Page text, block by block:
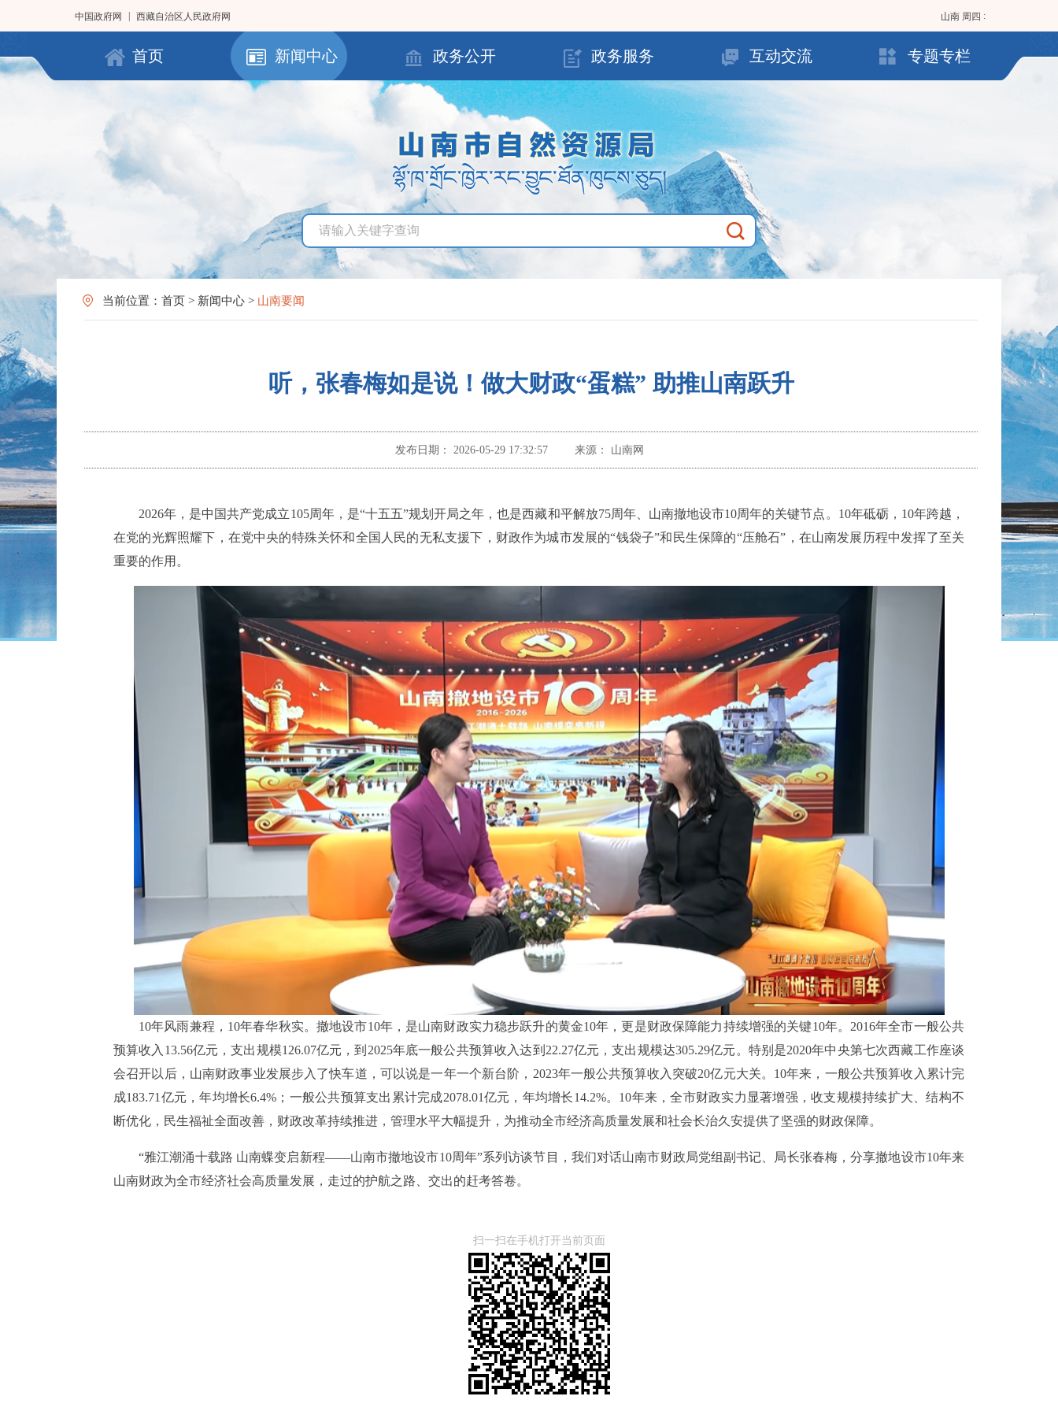
中国政府网 西藏自治区人民政府网 山南 周四 :
首页 新闻中心 政务公开 政务服务 互动交流 专题专栏
当前位置： 首页 > 新闻中心 > 山南要闻
听，张春梅如是说！做大财政“蛋糕” 助推山南跃升
发布日期： 2026-05-29 17:32:57 来源： 山南网
2026年，是中国共产党成立105周年，是“十五五”规划开局之年，也是西藏和平解放75周年、山南撤地设市10周年的关键节点。10年砥砺，10年跨越，
在党的光辉照耀下，在党中央的特殊关怀和全国人民的无私支援下，财政作为城市发展的“钱袋子”和民生保障的“压舱石”，在山南发展历程中发挥了至关
重要的作用。
10年风雨兼程，10年春华秋实。撤地设市10年，是山南财政实力稳步跃升的黄金10年，更是财政保障能力持续增强的关键10年。2016年全市一般公共
预算收入13.56亿元，支出规模126.07亿元，到2025年底一般公共预算收入达到22.27亿元，支出规模达305.29亿元。特别是2020年中央第七次西藏工作座谈
会召开以后，山南财政事业发展步入了快车道，可以说是一年一个新台阶，2023年一般公共预算收入突破20亿元大关。10年来，一般公共预算收入累计完
成183.71亿元，年均增长6.4%；一般公共预算支出累计完成2078.01亿元，年均增长14.2%。10年来，全市财政实力显著增强，收支规模持续扩大、结构不
断优化，民生福祉全面改善，财政改革持续推进，管理水平大幅提升，为推动全市经济高质量发展和社会长治久安提供了坚强的财政保障。
“雅江潮涌十载路 山南蝶变启新程——山南市撤地设市10周年”系列访谈节目，我们对话山南市财政局党组副书记、局长张春梅，分享撤地设市10年来
山南财政为全市经济社会高质量发展，走过的护航之路、交出的赶考答卷。
扫一扫在手机打开当前页面